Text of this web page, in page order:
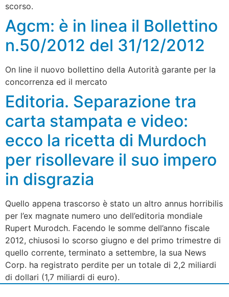
scorso.
Agcm: è in linea il Bollettino
n.50/2012 del 31/12/2012
On line il nuovo bollettino della Autorità garante per la
concorrenza ed il mercato
Editoria. Separazione tra
carta stampata e video:
ecco la ricetta di Murdoch
per risollevare il suo impero
in disgrazia
Quello appena trascorso è stato un altro annus horribilis
per l’ex magnate numero uno dell’editoria mondiale
Rupert Murodch. Facendo le somme dell’anno fiscale
2012, chiusosi lo scorso giugno e del primo trimestre di
quello corrente, terminato a settembre, la sua News
Corp. ha registrato perdite per un totale di 2,2 miliardi
di dollari (1,7 miliardi di euro).